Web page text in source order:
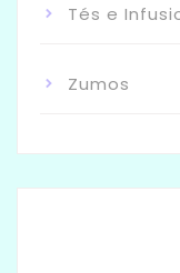
Tés e
Zumos